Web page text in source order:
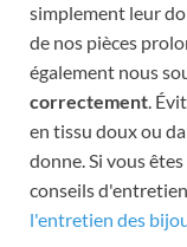
simplement leur
de nos pièces
également nous
correctement.
en tissu doux ou
donne. Si vous
conseils
l'entretien des